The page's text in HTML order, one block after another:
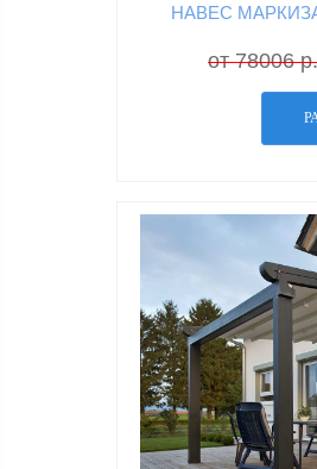
НАВЕС
от 78006